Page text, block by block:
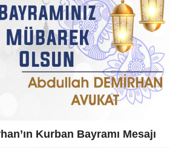
Kurban Bayramı Mesajı